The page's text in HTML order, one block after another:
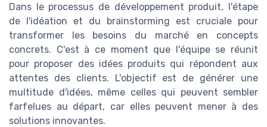
Dans le processus de développement produit, l'étape
de l'idéation et du brainstorming est cruciale pour
transformer les besoins du marché en concepts
concrets. C'est à ce moment que l'équipe se réunit
pour proposer des idées produits qui répondent aux
attentes des clients. L'objectif est de générer une
multitude d'idées, même celles qui peuvent sembler
farfelues au départ, car elles peuvent mener à des
solutions innovantes.